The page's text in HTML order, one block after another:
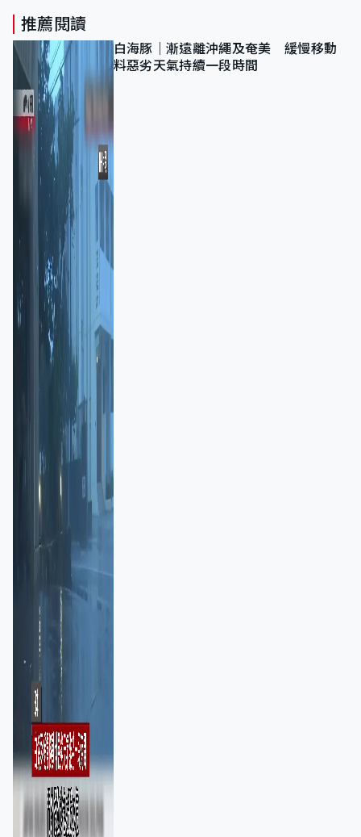
推薦閱讀
白海豚｜漸遠離沖繩及奄美 緩慢移動
料惡劣天氣持續一段時間